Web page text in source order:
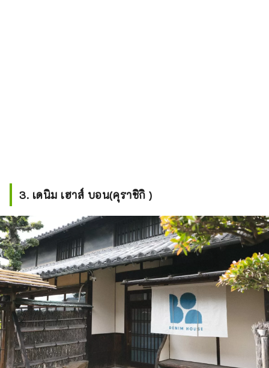
3. เดนิม เฮาส์ บอน(คุราชิกิ )